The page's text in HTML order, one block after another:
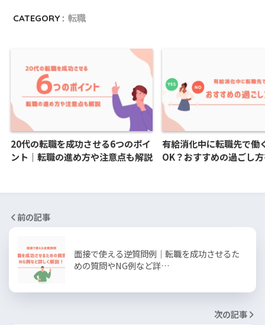
CATEGORY : 転職
20代の転職を成功させる6つのポイ
ント｜転職の進め方や注意点も解説
有給消化中に転職先で働
OK？おすすめの過ごし
前の記事
面接で使える逆質問例｜転職を成功させるた
めの質問やNG例など詳…
次の記事